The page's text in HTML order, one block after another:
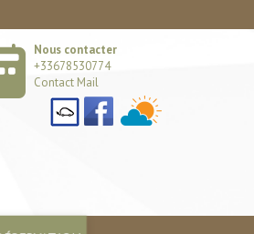
Nous contacter
+33678530774
Contact Mail